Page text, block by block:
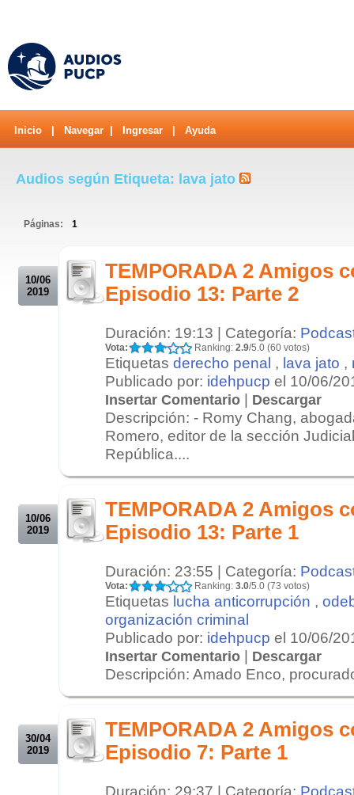
Inicio Navegar Ingresar Ayuda
Audios según Etiqueta: lava jato
Páginas: 1
10/06
2019
TEMPORADA 2 Amigos
Episodio 13: Parte 2
Duración: 19:13 | Categoría:
Vota: Ranking: 2.9/5.0 (60 votos)
Etiquetas derecho penal , lava jato ,
Publicado por: idehpucp el 10/06/
Insertar Comentario | Descargar
Descripción: - Romy Chang,
Romero, editor de la sección
República....
10/06
2019
TEMPORADA 2 Amigos
Episodio 13: Parte 1
Duración: 23:55 | Categoría:
Vota: Ranking: 3.0/5.0 (73 votos)
Etiquetas lucha anticorrupción ,
organización criminal
Publicado por: idehpucp el 10/06/
Insertar Comentario | Descargar
Descripción: Amado Enco,
30/04
2019
TEMPORADA 2 Amigos
Episodio 7: Parte 1
Duración: 29:37 | Categoría: